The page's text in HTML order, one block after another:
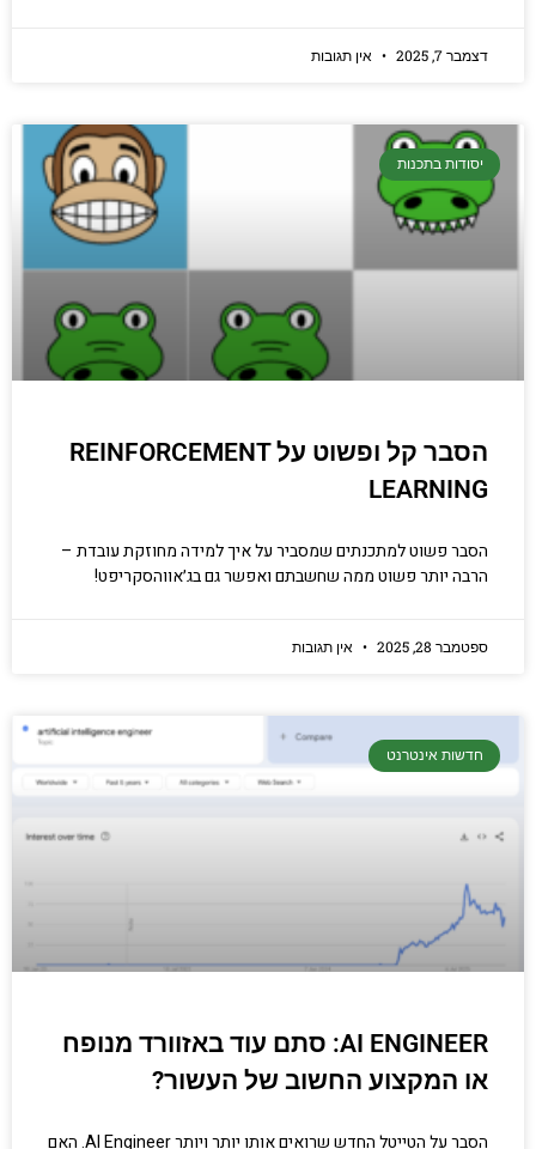
דצמבר 7, 2025 אין תגובות
יסודות בתכנות
הסבר קל ופשוט על REINFORCEMENT
LEARNING
הסבר פשוט למתכנתים שמסביר על איך למידה מחוזקת עובדת –
הרבה יותר פשוט ממה שחשבתם ואפשר גם בג׳אווהסקריפט!
ספטמבר 28, 2025 אין תגובות
חדשות אינטרנט
AI ENGINEER: סתם עוד באזוורד מנופח
או המקצוע החשוב של העשור?
הסבר על הטייטל החדש שרואים אותו יותר ויותר AI Engineer. האם